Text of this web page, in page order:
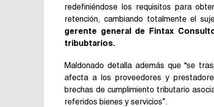
redefiniéndose los requisitos para
retención, cambiando totalmente el
gerente general de Fintax
tribubtarios.
Maldonado detalla además que “se
afecta a los proveedores y
brechas de cumplimiento tributario
referidos bienes y servicios”.